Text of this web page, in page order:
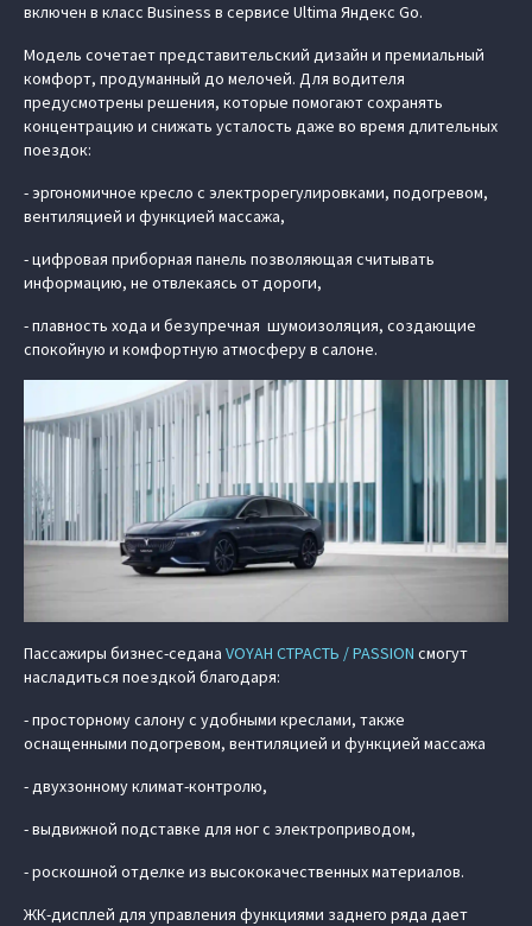
включен в класс Business в сервисе Ultima Яндекс Go.
Модель сочетает представительский дизайн и премиальный
комфорт, продуманный до мелочей. Для водителя
предусмотрены решения, которые помогают сохранять
концентрацию и снижать усталость даже во время длительных
поездок:
- эргономичное кресло с электрорегулировками, подогревом,
вентиляцией и функцией массажа,
- цифровая приборная панель позволяющая считывать
информацию, не отвлекаясь от дороги,
- плавность хода и безупречная шумоизоляция, создающие
спокойную и комфортную атмосферу в салоне.
Пассажиры бизнес-седана VOYAH СТРАСТЬ / PASSION смогут
насладиться поездкой благодаря:
- просторному салону с удобными креслами, также
оснащенными подогревом, вентиляцией и функцией массажа
- двухзонному климат-контролю,
- выдвижной подставке для ног с электроприводом,
- роскошной отделке из высококачественных материалов.
ЖК-дисплей для управления функциями заднего ряда дает